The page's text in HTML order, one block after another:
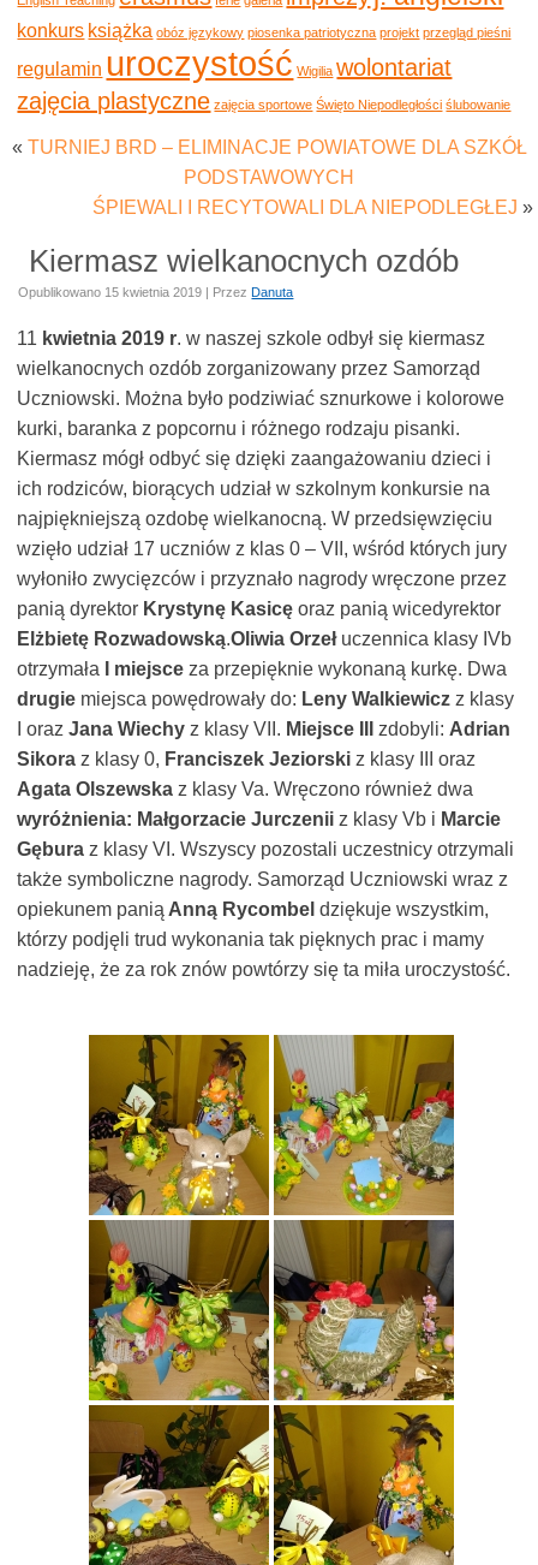
konkurs książka obóz językowy piosenka patriotyczna projekt przegląd pieśni
regulamin uroczystość Wigilia wolontariat
zajęcia plastyczne zajęcia sportowe Święto Niepodległości ślubowanie
« TURNIEJ BRD – ELIMINACJE POWIATOWE DLA SZKÓŁ
PODSTAWOWYCH
ŚPIEWALI I RECYTOWALI DLA NIEPODLEGŁEJ »
Kiermasz wielkanocnych ozdób
Opublikowano 15 kwietnia 2019 | Przez Danuta
11 kwietnia 2019 r. w naszej szkole odbył się kiermasz
wielkanocnych ozdób zorganizowany przez Samorząd
Uczniowski. Można było podziwiać sznurkowe i kolorowe
kurki, baranka z popcornu i różnego rodzaju pisanki.
Kiermasz mógł odbyć się dzięki zaangażowaniu dzieci i
ich rodziców, biorących udział w szkolnym konkursie na
najpiękniejszą ozdobę wielkanocną. W przedsięwzięciu
wzięło udział 17 uczniów z klas 0 – VII, wśród których jury
wyłoniło zwycięzców i przyznało nagrody wręczone przez
panią dyrektor Krystynę Kasicę oraz panią wicedyrektor
Elżbietę Rozwadowską.Oliwia Orzełuczennica klasy IVb
otrzymała I miejsce za przepięknie wykonaną kurkę. Dwa
drugie miejsca powędrowały do: Leny Walkiewicz z klasy
I orazJana Wiechy z klasy VII. Miejsce III zdobyli: Adrian
Sikora z klasy 0, Franciszek Jeziorski z klasy III oraz
Agata Olszewska z klasy Va. Wręczono również dwa
wyróżnienia: Małgorzacie Jurczenii z klasy Vb i Marcie
Gębura z klasy VI. Wszyscy pozostali uczestnicy otrzymali
także symboliczne nagrody. Samorząd Uczniowski wraz z
opiekunem panią Anną Rycombeldziękuje wszystkim,
którzy podjęli trud wykonania tak pięknych prac i mamy
nadzieję, że za rok znów powtórzy się ta miła uroczystość.